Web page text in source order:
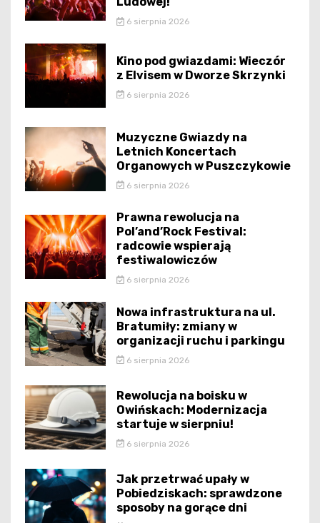
6 sierpnia 2026
Kino pod gwiazdami: Wieczór
z Elvisem w Dworze Skrzynki
6 sierpnia 2026
Muzyczne Gwiazdy na
Letnich Koncertach
Organowych w Puszczykowie
6 sierpnia 2026
Prawna rewolucja na
Pol’and’Rock Festival:
radcowie wspierają
festiwalowiczów
6 sierpnia 2026
Nowa infrastruktura na ul.
Bratumiły: zmiany w
organizacji ruchu i parkingu
6 sierpnia 2026
Rewolucja na boisku w
Owińskach: Modernizacja
startuje w sierpniu!
6 sierpnia 2026
Jak przetrwać upały w
Pobiedziskach: sprawdzone
sposoby na gorące dni